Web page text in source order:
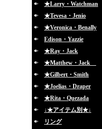
★Larry・Watchman
★Tevesa・Jenio
★Veronica・Benally
Edison・Yazzie
★Ray・Jack
★Matthew・Jack
★Gilbert・Smith
★Joelias・Draper
★Rita・Quezada
↓★アイテム別★↓
リング